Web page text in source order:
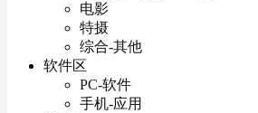
电影
特摄
综合-其他
软件区
PC-软件
手机-应用